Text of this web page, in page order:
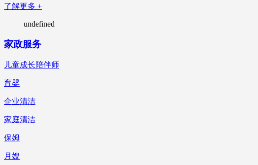
了解更多 +
undefined
家政服务
儿童成长陪伴师
育婴
企业清洁
家庭清洁
保姆
月嫂